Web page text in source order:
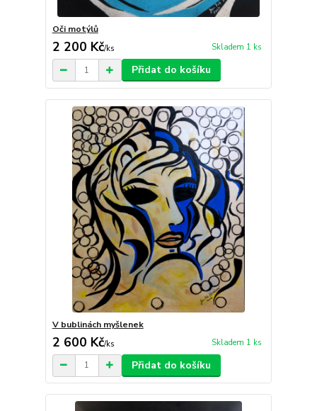
Oči motýlů
2 200 Kč/ks Skladem 1 ks
Přidat do košíku
V bublinách myšlenek
2 600 Kč/ks Skladem 1 ks
Přidat do košíku